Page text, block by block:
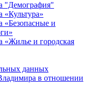
"Демография"
«Культура»
«Безопасные и
«Жилье и городская
данных
в отношении